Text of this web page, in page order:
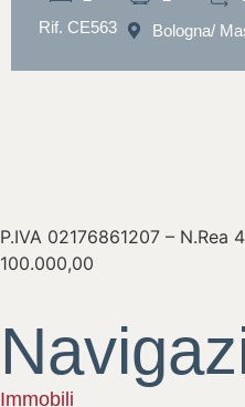
Rif. CE563
Bologna/
P.IVA 02176861207 – N.Rea
100.000,00
Immobili